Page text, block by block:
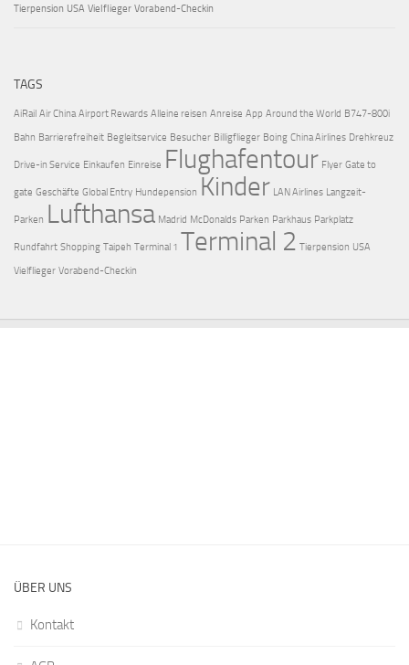
Tierpension USA Vielflieger Vorabend-Checkin
TAGS
AiRail Air China Airport Rewards Alleine reisen Anreise App Around the World B747-800i
Bahn Barrierefreiheit Begleitservice Besucher Billigflieger Boing China Airlines Drehkreuz
Drive-in Service Einkaufen Einreise Flughafentour Flyer Gate to
gate Geschäfte Global Entry Hundepension Kinder LAN Airlines Langzeit-
Parken Lufthansa Madrid McDonalds Parken Parkhaus Parkplatz
Rundfahrt Shopping Taipeh Terminal 1 Terminal 2 Tierpension USA
Vielflieger Vorabend-Checkin
ÜBER UNS
Kontakt